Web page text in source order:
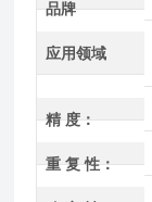
品牌
应用领域
精 度：
重 复 性：